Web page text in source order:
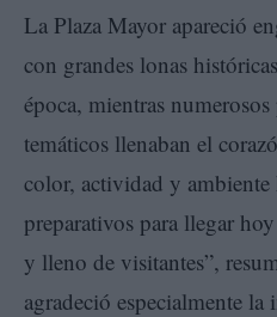
La Plaza Mayor apareció
con grandes lonas
época, mientras numerosos
temáticos llenaban el
color, actividad y ambiente
preparativos para llegar
y lleno de visitantes”,
agradeció especialmente